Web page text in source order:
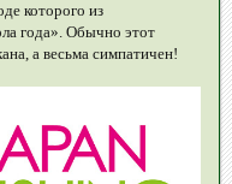
которого из
года». Обычно этот
а весьма симпатичен!